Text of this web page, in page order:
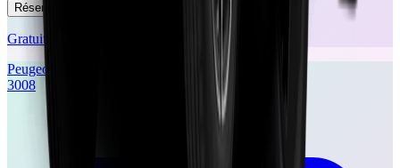
Réserver un essai
Gratuit et sans engagement
Peugeot
3008